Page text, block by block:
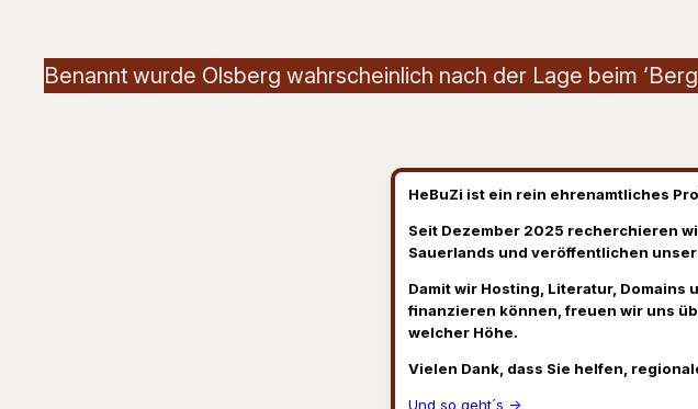
Benannt wurde Olsberg wahrscheinlich nach der Lage beim ‘Berg
HeBuZi ist ein rein ehrenamtliches
Seit Dezember 2025 recherchieren
Sauerlands und veröffentlichen
Damit wir Hosting, Literatur, Domains
finanzieren können, freuen wir uns
welcher Höhe.
Vielen Dank, dass Sie helfen,
Und so geht´s →